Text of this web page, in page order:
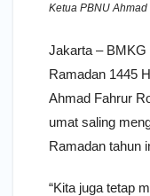
Ketua PBNU
Jakarta –
Ramadan 1445
Ahmad Fahrur
umat saling
Ramadan tahun
“Kita juga tetap